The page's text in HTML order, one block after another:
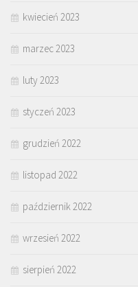
kwiecień 2023
marzec 2023
luty 2023
styczeń 2023
grudzień 2022
listopad 2022
październik 2022
wrzesień 2022
sierpień 2022